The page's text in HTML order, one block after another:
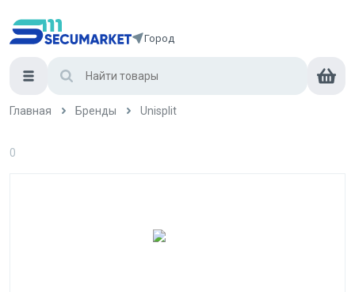
Город
Главная Бренды Unisplit
0